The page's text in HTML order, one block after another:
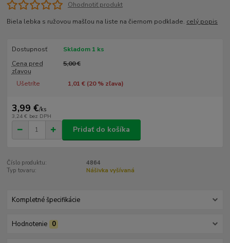
Ohodnotiť produkt
Biela lebka s ružovou mašľou na liste na čiernom podklade. celý popis
Dostupnosť
Skladom 1 ks
Cena pred
zľavou
5,00 €
Ušetríte 1,01 € (20% zľava)
3,99 €/ks
3,24 € bez DPH
Pridať do košíka
Číslo produktu:
4864
Typ tovaru:
Nášivka vyšívaná
Kompletné špecifikácie
Hodnotenie 0